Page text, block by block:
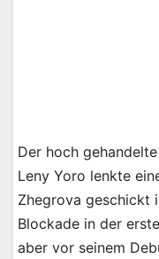
Der hoch
Leny Yoro lenkte
Zhegrova geschickt
Blockade in der
aber vor seinem